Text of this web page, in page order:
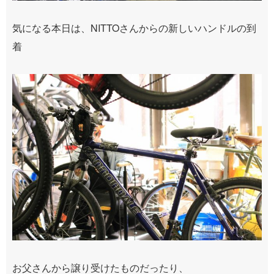
気になる本日は、NITTOさんからの新しいハンドルの到
着
お父さんから譲り受けたものだったり、